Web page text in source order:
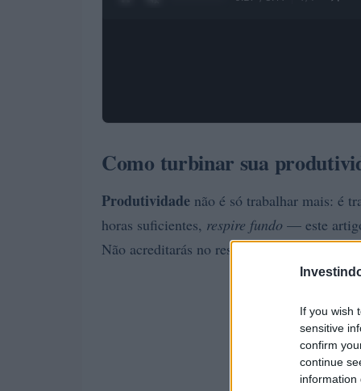
If you wish
sensitive
confirm
continue
information
Como turbinar sua
Produtividade não é só trabalhar mais: é
horas suficientes, respire fundo — este
Não acreditarás no resultado se não tentar!